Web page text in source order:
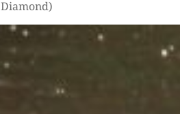
Diamond)